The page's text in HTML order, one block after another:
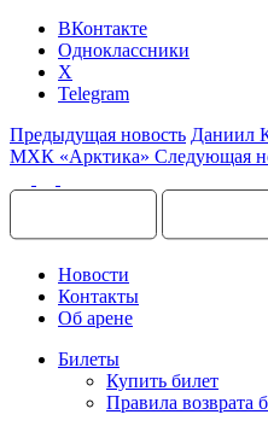
ВКонтакте
Одноклассники
X
Telegram
Предыдущая новость Даниил
МХК «Арктика» Следующая
Новости
Контакты
Об арене
Билеты
Купить билет
Правила возврата